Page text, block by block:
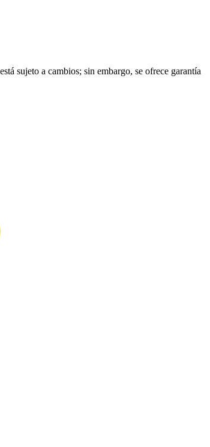
sujeto a cambios; sin embargo, se ofrece garantía